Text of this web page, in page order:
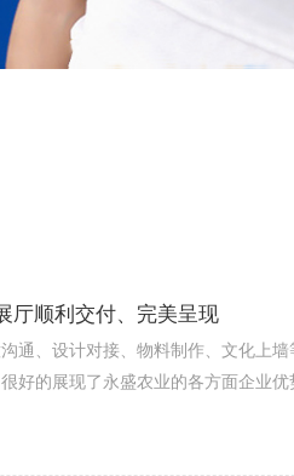
厅顺利交付、完美呈现
通、设计对接、物料制作、文化上
好的展现了永盛农业的各方面企业优